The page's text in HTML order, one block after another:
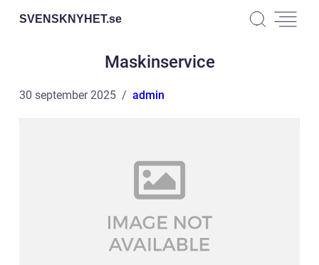
SVENSKNYHET.se
Maskinservice
30 september 2025 admin